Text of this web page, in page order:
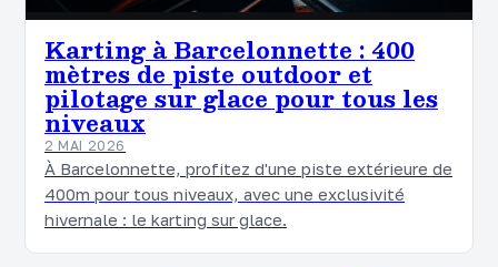
Karting à Barcelonnette : 400
mètres de piste outdoor et
pilotage sur glace pour tous les
niveaux
2 MAI 2026
À Barcelonnette, profitez d'une piste extérieure de
400m pour tous niveaux, avec une exclusivité
hivernale : le karting sur glace.